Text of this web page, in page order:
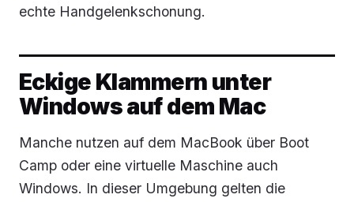
echte Handgelenkschonung.
Eckige Klammern unter
Windows auf dem Mac
Manche nutzen auf dem MacBook über Boot
Camp oder eine virtuelle Maschine auch
Windows. In dieser Umgebung gelten die